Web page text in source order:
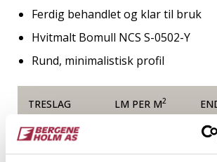
Ferdig behandlet og klar til bruk
Hvitmalt Bomull NCS S-0502-Y
Rund, minimalistisk profil
TRESLAG LM PER M2
Furu